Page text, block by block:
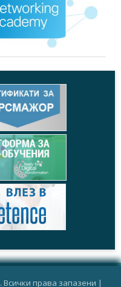
Всички права запазени |